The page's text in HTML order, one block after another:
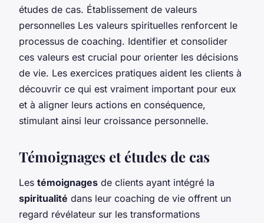
études de cas. Établissement de valeurs
personnelles Les valeurs spirituelles renforcent le
processus de coaching. Identifier et consolider
ces valeurs est crucial pour orienter les décisions
de vie. Les exercices pratiques aident les clients à
découvrir ce qui est vraiment important pour eux
et à aligner leurs actions en conséquence,
stimulant ainsi leur croissance personnelle.
Témoignages et études de cas
Les témoignages de clients ayant intégré la
spiritualité dans leur coaching de vie offrent un
regard révélateur sur les transformations